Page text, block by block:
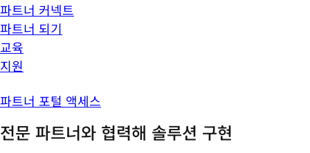
파트너 커넥트
파트너 되기
교육
지원
파트너 포털 액세스
전문 파트너와 협력해 솔루션 구현